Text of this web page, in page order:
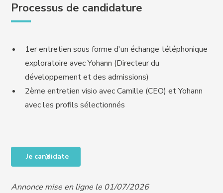
Processus de candidature
1er entretien sous forme d'un échange téléphonique
exploratoire avec Yohann (Directeur du
développement et des admissions)
2ème entretien visio avec Camille (CEO) et Yohann
avec les profils sélectionnés
Je candidate
Annonce mise en ligne le 01/07/2026